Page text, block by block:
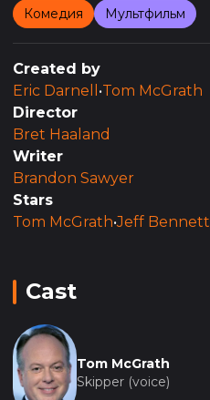
Комедия Мультфильм
Created by
Eric Darnell •Tom McGrath
Director
Bret Haaland
Writer
Brandon Sawyer
Stars
Tom McGrath•Jeff Bennett
Cast
Tom McGrath
Skipper (voice)